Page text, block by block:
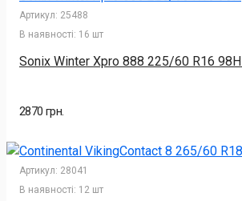
Артикул: 25488
В наявності: 16 шт
Sonix Winter Xpro 888 225/60 R16 98H
2870 грн.
Артикул: 28041
В наявності: 12 шт